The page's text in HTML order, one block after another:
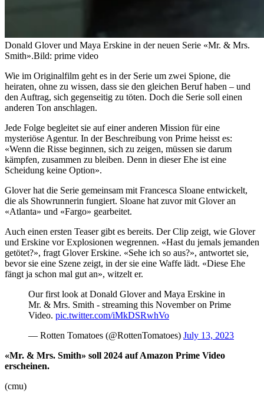
Donald Glover und Maya Erskine in der neuen Serie «Mr. & Mrs.
Smith».Bild: prime video
Wie im Originalfilm geht es in der Serie um zwei Spione, die
heiraten, ohne zu wissen, dass sie den gleichen Beruf haben – und
den Auftrag, sich gegenseitig zu töten. Doch die Serie soll einen
anderen Ton anschlagen.
Jede Folge begleitet sie auf einer anderen Mission für eine
mysteriöse Agentur. In der Beschreibung von Prime heisst es:
«Wenn die Risse beginnen, sich zu zeigen, müssen sie darum
kämpfen, zusammen zu bleiben. Denn in dieser Ehe ist eine
Scheidung keine Option».
Glover hat die Serie gemeinsam mit Francesca Sloane entwickelt,
die als Showrunnerin fungiert. Sloane hat zuvor mit Glover an
«Atlanta» und «Fargo» gearbeitet.
Auch einen ersten Teaser gibt es bereits. Der Clip zeigt, wie Glover
und Erskine vor Explosionen wegrennen. «Hast du jemals jemanden
getötet?», fragt Glover Erskine. «Sehe ich so aus?», antwortet sie,
bevor sie eine Szene zeigt, in der sie eine Waffe lädt. «Diese Ehe
fängt ja schon mal gut an», witzelt er.
Our first look at Donald Glover and Maya Erskine in
Mr. & Mrs. Smith - streaming this November on Prime
Video. pic.twitter.com/iMkDSRwhVo
— Rotten Tomatoes (@RottenTomatoes) July 13, 2023
«Mr. & Mrs. Smith» soll 2024 auf Amazon Prime Video
erscheinen.
(cmu)